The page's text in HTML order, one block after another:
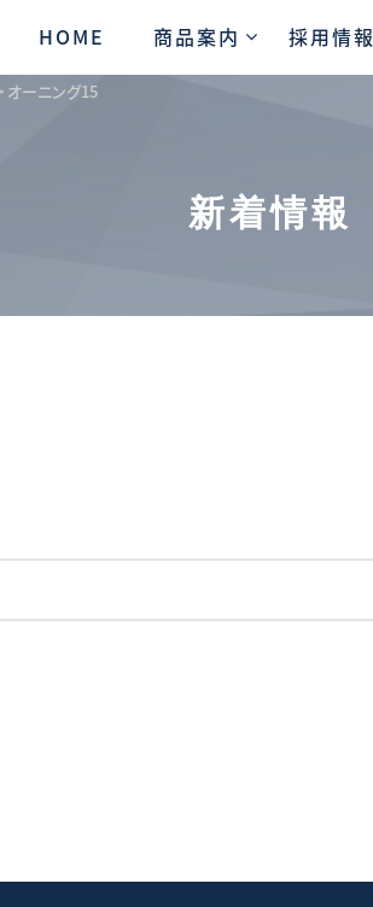
HOME 商品案内 採用情報
オーニング15
新着情報